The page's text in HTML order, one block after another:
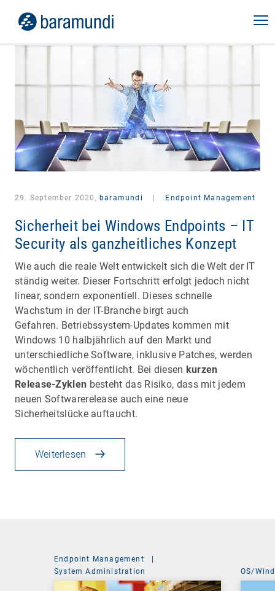
29. September 2020, baramundi Endpoint Management
Sicherheit bei Windows Endpoints – IT
Security als ganzheitliches Konzept
Wie auch die reale Welt entwickelt sich die Welt der IT
ständig weiter. Dieser Fortschritt erfolgt jedoch nicht
linear, sondern exponentiell. Dieses schnelle
Wachstum in der IT-Branche birgt auch
Gefahren. Betriebssystem-Updates kommen mit
Windows 10 halbjährlich auf den Markt und
unterschiedliche Software, inklusive Patches, werden
wöchentlich veröffentlicht. Bei diesen kurzen
Release-Zyklen besteht das Risiko, dass mit jedem
neuen Softwarerelease auch eine neue
Sicherheitslücke auftaucht.
Weiterlesen
Endpoint Management
System Administration
OS/